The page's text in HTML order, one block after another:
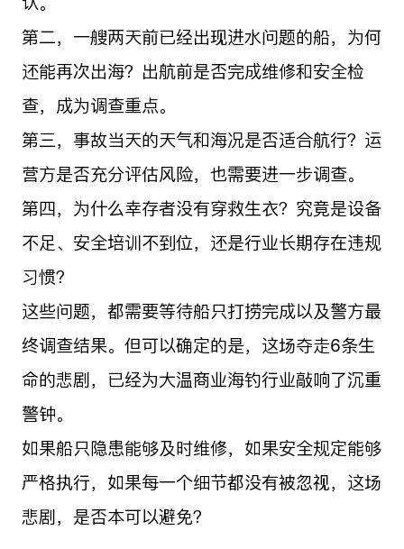
第二，一艘两天前已经出现进水问题的船，为何
还能再次出海？出航前是否完成维修和安全检
查，成为调查重点。
第三，事故当天的天气和海况是否适合航行？运
营方是否充分评估风险，也需要进一步调查。
第四，为什么幸存者没有穿救生衣？究竟是设备
不足、安全培训不到位，还是行业长期存在违规
习惯？
这些问题，都需要等待船只打捞完成以及警方最
终调查结果。但可以确定的是，这场夺走6条生
命的悲剧，已经为大温商业海钓行业敲响了沉重
警钟。
如果船只隐患能够及时维修，如果安全规定能够
严格执行，如果每一个细节都没有被忽视，这场
悲剧，是否本可以避免？